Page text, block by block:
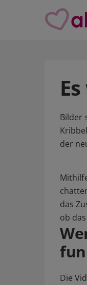
Bilder
der
das
ob
Die